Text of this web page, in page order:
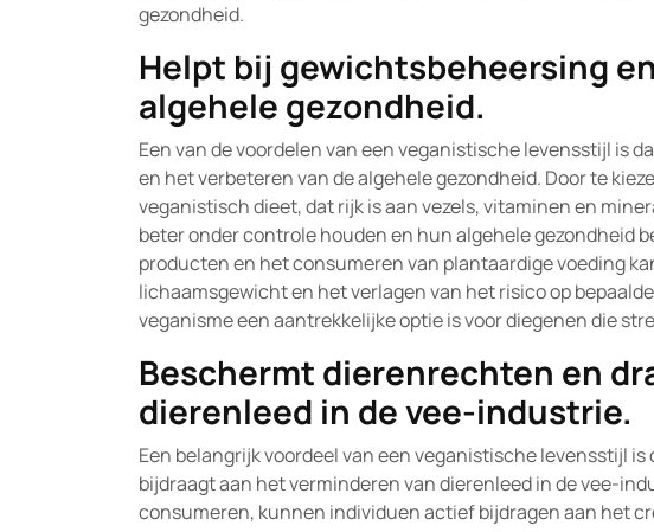
gezondheid.
Helpt bij gewichtsbeheersing
algehele gezondheid.
Een van de voordelen van een veganistische levensstijl is
en het verbeteren van de algehele gezondheid. Door te
veganistisch dieet, dat rijk is aan vezels, vitaminen en
beter onder controle houden en hun algehele gezondheid
producten en het consumeren van plantaardige voeding
lichaamsgewicht en het verlagen van het risico op
veganisme een aantrekkelijke optie is voor diegenen die
Beschermt dierenrechten en
dierenleed in de vee-industrie.
Een belangrijk voordeel van een veganistische levensstijl
bijdraagt aan het verminderen van dierenleed in de vee-
consumeren, kunnen individuen actief bijdragen aan het